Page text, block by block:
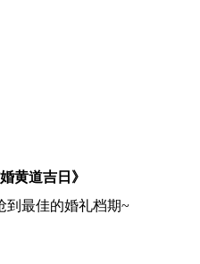
黄道吉日》
到最佳的婚礼档期~